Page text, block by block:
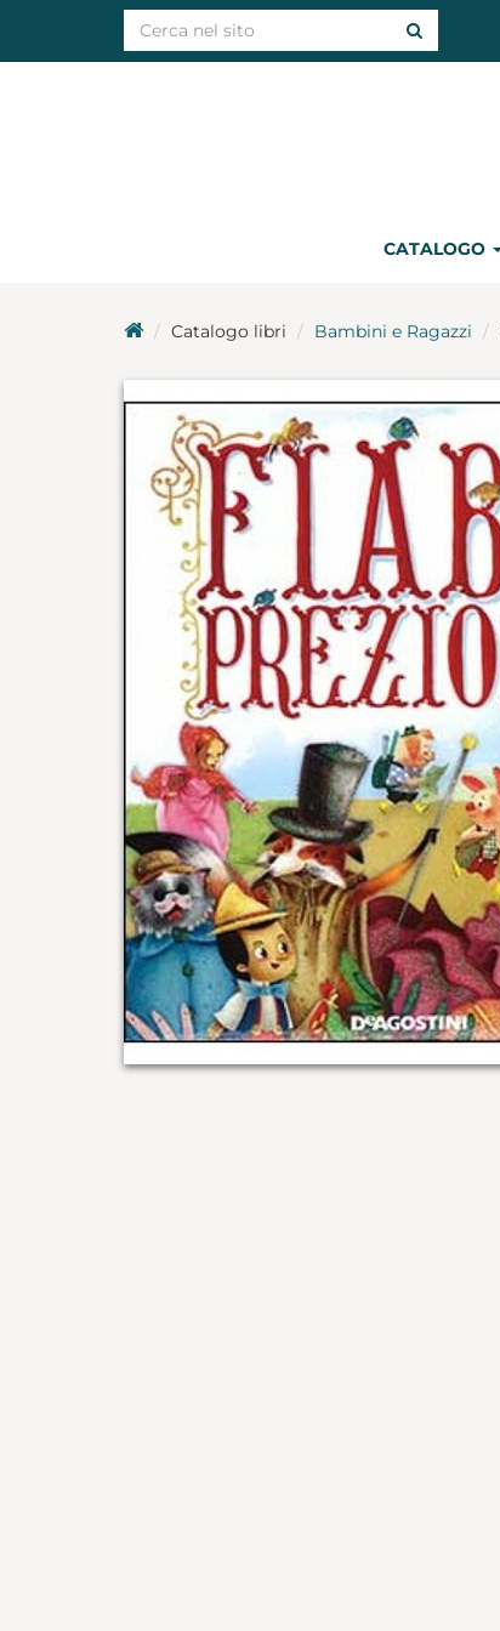
CATALOGO
Catalogo libri Bambini e Ragazzi